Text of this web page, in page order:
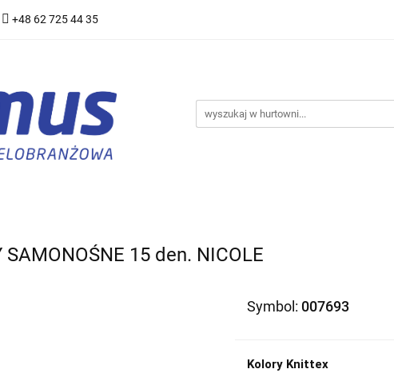
+48 62 725 44 35
Artykuły Szkolno-Biurowe
SAMONOŚNE 15 den. NICOLE
Symbol: 007693
Kolory Knittex